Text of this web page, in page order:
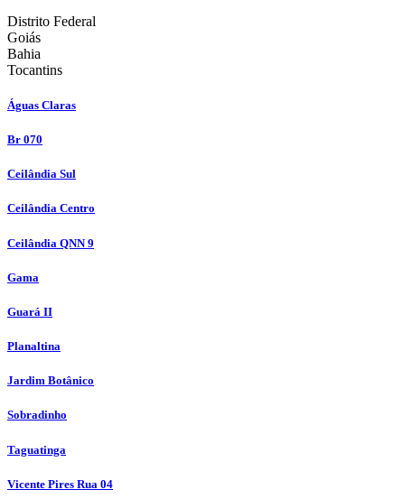
Distrito Federal
Goiás
Bahia
Tocantins
Águas Claras
Br 070
Ceilândia Sul
Ceilândia Centro
Ceilândia QNN 9
Gama
Guará II
Planaltina
Jardim Botânico
Sobradinho
Taguatinga
Vicente Pires Rua 04